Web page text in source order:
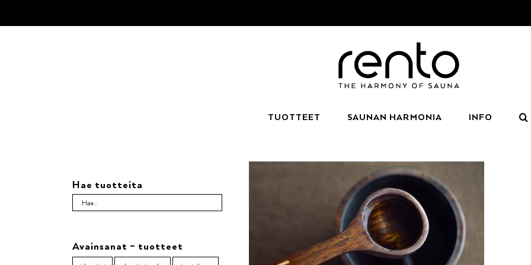
TUOTTEET SAUNAN HARMONIA INFO
Hae tuotteita
Avainsanat – tuotteet